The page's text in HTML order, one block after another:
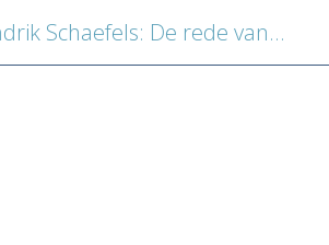
De rede van Antwerpen. 1886